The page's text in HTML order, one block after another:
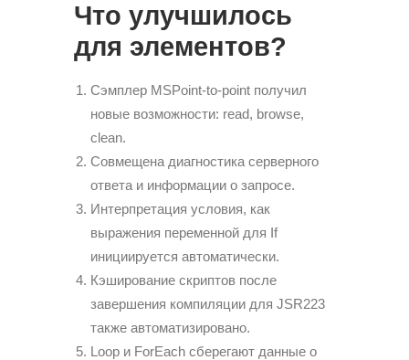
Что улучшилось
для элементов?
Сэмплер MSPoint-to-point получил
новые возможности: read, browse,
clean.
Совмещена диагностика серверного
ответа и информации о запросе.
Интерпретация условия, как
выражения переменной для If
инициируется автоматически.
Кэширование скриптов после
завершения компиляции для JSR223
также автоматизировано.
Loop и ForEach сберегают данные о